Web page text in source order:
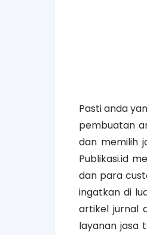
Pasti anda
pembuatan
dan memilih
Publikasi.id
dan para
ingatkan di
artikel jurnal
layanan jasa